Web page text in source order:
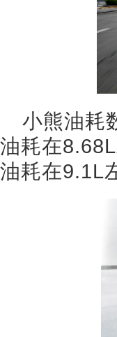
小熊油耗
油耗在
油耗在9.1L